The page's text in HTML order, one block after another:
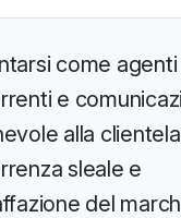
come agenti
e
alla
sleale e
del